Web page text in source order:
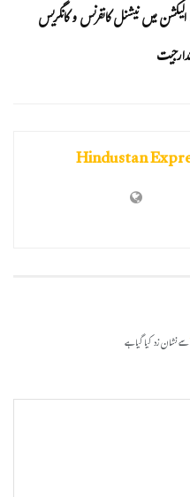
میں نیشنل کانفرنس و کانگریس
Hindustan
سے نشان زد کیا گیا ہے